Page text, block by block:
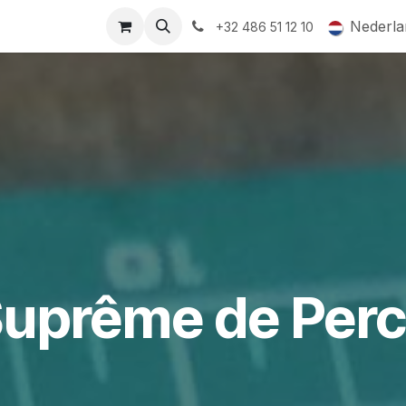
QR-labels Leifruit Subsidiedossiers
+32 486 51 12 10
de